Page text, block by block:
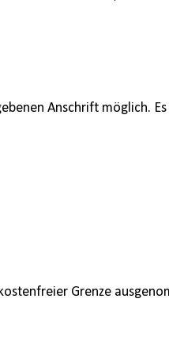
Anschrift möglich.
Grenze